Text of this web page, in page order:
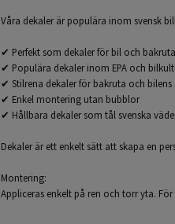
Våra dekaler är populära inom svensk
✔ Perfekt som dekaler för bil och bakruta
✔ Populära dekaler inom EPA och
✔ Stilrena dekaler för bakruta och bilens
✔ Enkel montering utan bubblor
✔ Hållbara dekaler som tål svenska
Dekaler är ett enkelt sätt att skapa en
Montering:
Appliceras enkelt på ren och torr yta.